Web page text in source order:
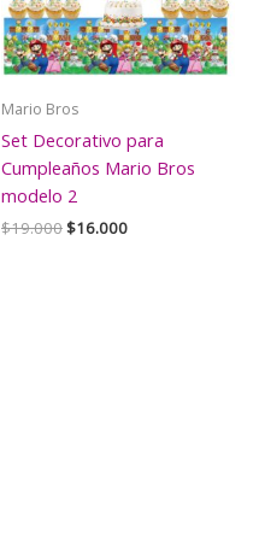
Mario Bros
Set Decorativo para
Cumpleaños Mario Bros
modelo 2
$19.000El
$16.000El